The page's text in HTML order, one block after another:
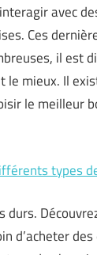
avec
Ces
il est
le mieux. Il
le meilleur
types
durs.
d’acheter